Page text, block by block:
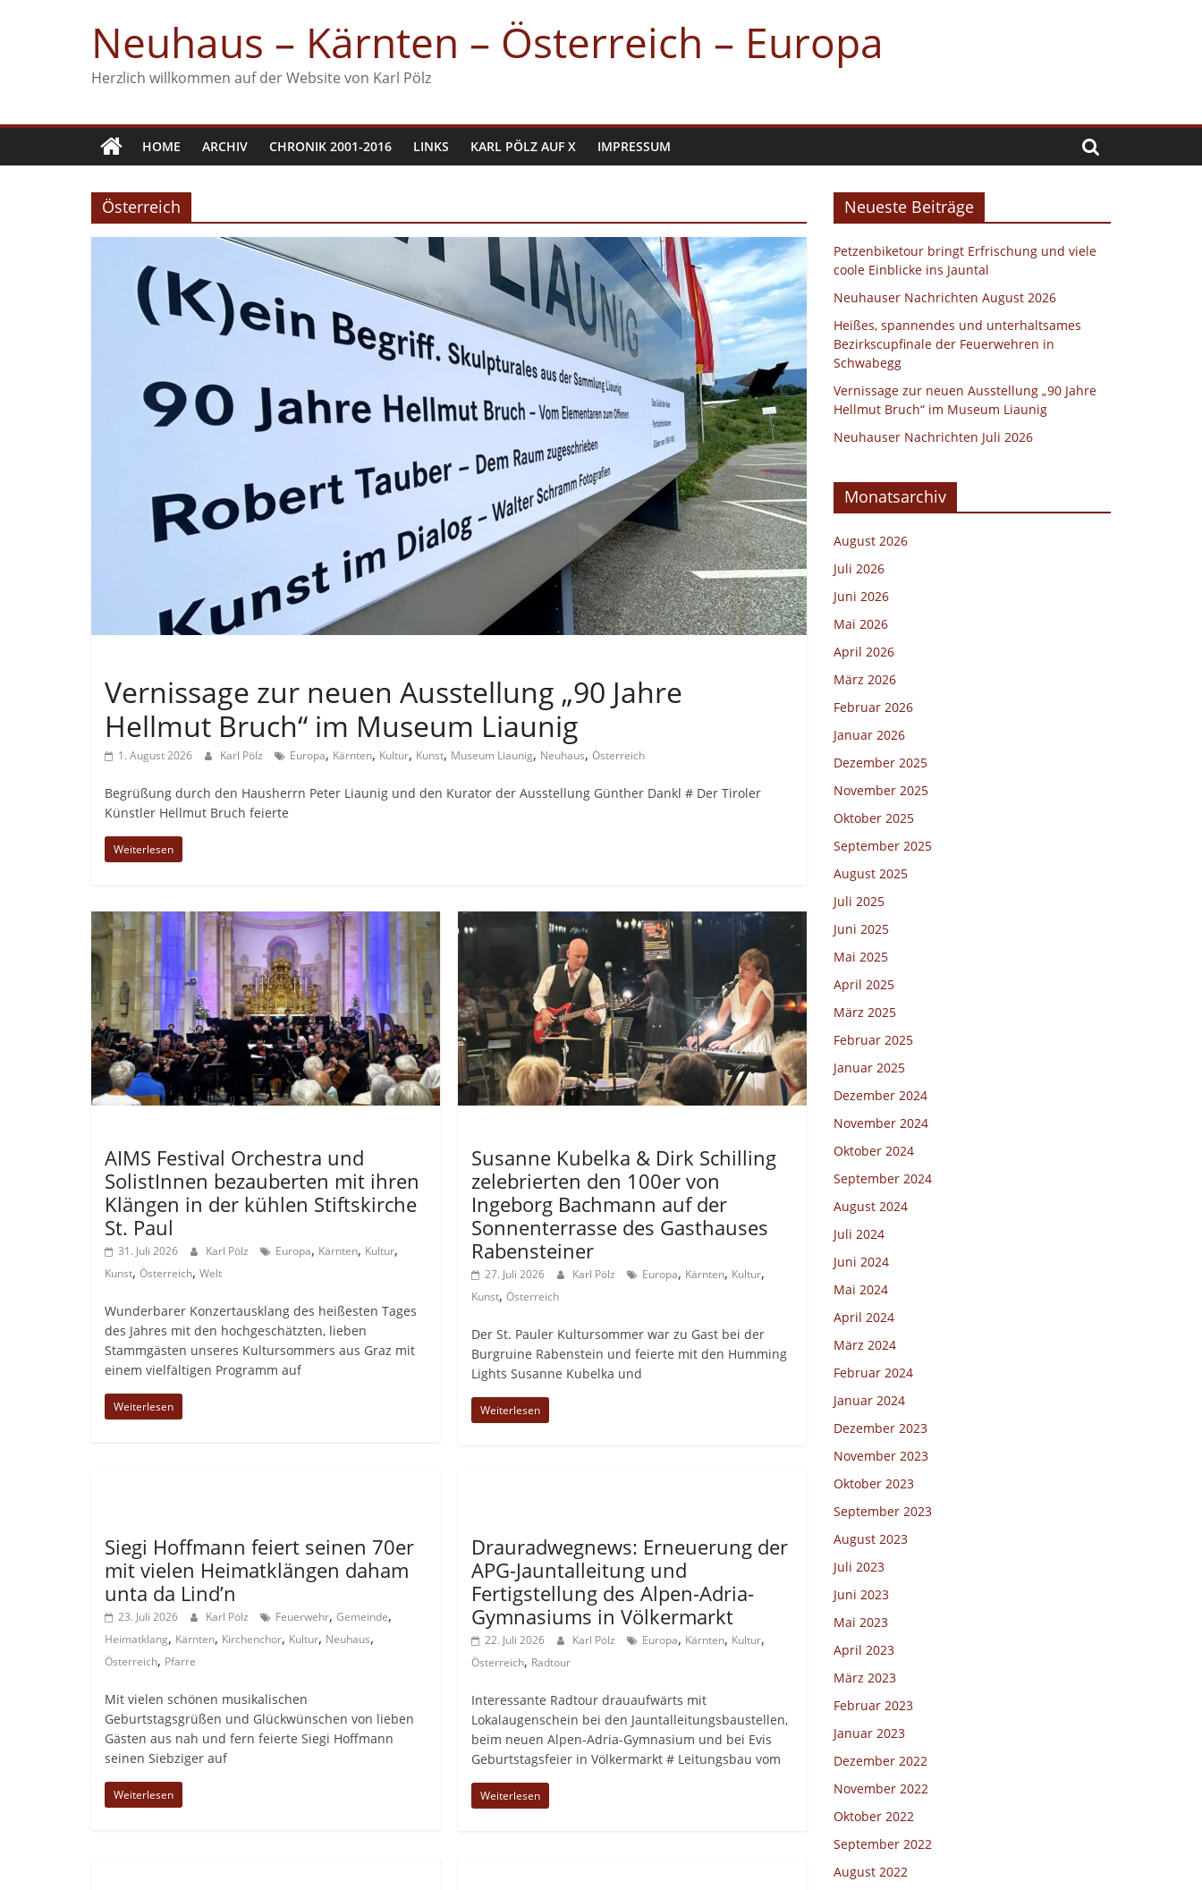
Neuhaus – Kärnten – Österreich – Europa
Herzlich willkommen auf der Website von Karl Pölz
HOME ARCHIV CHRONIK 2001-2016 LINKS KARL PÖLZ AUF X IMPRESSUM
Österreich
Vernissage zur neuen Ausstellung „90 Jahre
Hellmut Bruch“ im Museum Liaunig
1. August 2026 Karl Pölz Europa, Kärnten, Kultur, Kunst, Museum Liaunig, Neuhaus, Österreich
Begrüßung durch den Hausherrn Peter Liaunig und den Kurator der Ausstellung Günther Dankl # Der Tiroler
Künstler Hellmut Bruch feierte
Weiterlesen
AIMS Festival Orchestra und
SolistInnen bezauberten mit ihren
Klängen in der kühlen Stiftskirche
St. Paul
31. Juli 2026 Karl Pölz Europa, Kärnten, Kultur,
Kunst, Österreich, Welt
Wunderbarer Konzertausklang des heißesten Tages
des Jahres mit den hochgeschätzten, lieben
Stammgästen unseres Kultursommers aus Graz mit
einem vielfältigen Programm auf
Weiterlesen
Susanne Kubelka & Dirk Schilling
zelebrierten den 100er von
Ingeborg Bachmann auf der
Sonnenterrasse des Gasthauses
Rabensteiner
27. Juli 2026 Karl Pölz Europa, Kärnten, Kultur,
Kunst,Österreich
Der St. Pauler Kultursommer war zu Gast bei der
Burgruine Rabenstein und feierte mit den Humming
Lights Susanne Kubelka und
Weiterlesen
Siegi Hoffmann feiert seinen 70er
mit vielen Heimatklängen daham
unta da Lind’n
23. Juli 2026 Karl Pölz Feuerwehr, Gemeinde,
Heimatklang, Kärnten, Kirchenchor, Kultur, Neuhaus,
Österreich, Pfarre
Mit vielen schönen musikalischen
Geburtstagsgrüßen und Glückwünschen von lieben
Gästen aus nah und fern feierte Siegi Hoffmann
seinen Siebziger auf
Weiterlesen
Drauradwegnews: Erneuerung der
APG-Jauntalleitung und
Fertigstellung des Alpen-Adria-
Gymnasiums in Völkermarkt
22. Juli 2026 Karl Pölz Europa, Kärnten, Kultur,
Österreich, Radtour
Interessante Radtour drauaufwärts mit
Lokalaugenschein bei den Jauntalleitungsbaustellen,
beim neuen Alpen-Adria-Gymnasium und bei Evis
Geburtstagsfeier in Völkermarkt # Leitungsbau vom
Weiterlesen
Neueste Beiträge
Petzenbiketour bringt Erfrischung und viele
coole Einblicke ins Jauntal
Neuhauser Nachrichten August 2026
Heißes, spannendes und unterhaltsames
Bezirkscupfinale der Feuerwehren in
Schwabegg
Vernissage zur neuen Ausstellung „90 Jahre
Hellmut Bruch“ im Museum Liaunig
Neuhauser Nachrichten Juli 2026
Monatsarchiv
August 2026
Juli 2026
Juni 2026
Mai 2026
April 2026
März 2026
Februar 2026
Januar 2026
Dezember 2025
November 2025
Oktober 2025
September 2025
August 2025
Juli 2025
Juni 2025
Mai 2025
April 2025
März 2025
Februar 2025
Januar 2025
Dezember 2024
November 2024
Oktober 2024
September 2024
August 2024
Juli 2024
Juni 2024
Mai 2024
April 2024
März 2024
Februar 2024
Januar 2024
Dezember 2023
November 2023
Oktober 2023
September 2023
August 2023
Juli 2023
Juni 2023
Mai 2023
April 2023
März 2023
Februar 2023
Januar 2023
Dezember 2022
November 2022
Oktober 2022
September 2022
August 2022